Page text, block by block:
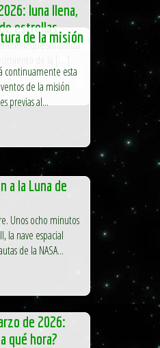
luna llena,
estrellas
que simboliza
de la […]
de la misión
continuamente esta
de la misión
previas al...
a la Luna de
Unos ocho minutos
la nave espacial
de la NASA...
de 2026:
qué hora?